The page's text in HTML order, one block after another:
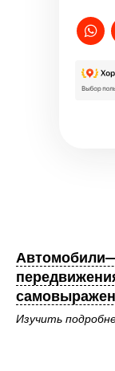
Изучить